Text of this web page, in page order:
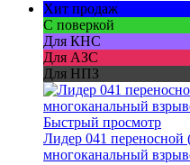
Хит продаж
С поверкой
Для КНС
Для АЗС
Для НПЗ
Быстрый просмотр
Лидер 041
многоканальный